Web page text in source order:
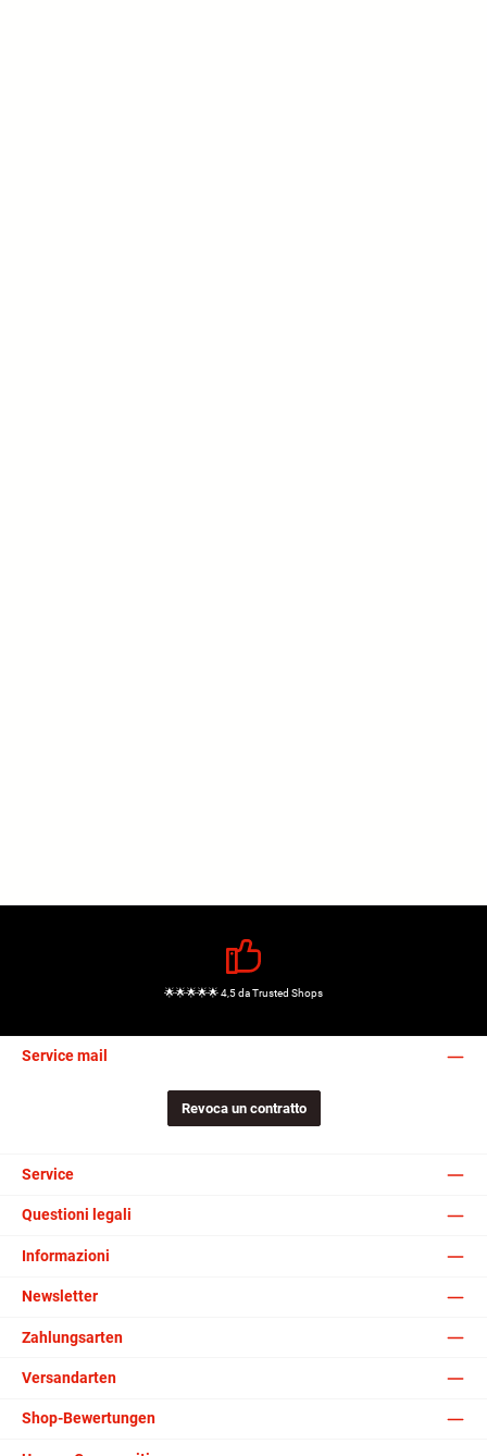
🌟🌟🌟🌟🌟 4,5 da Trusted Shops
Service mail
Revoca un contratto
Service
Questioni legali
Informazioni
Newsletter
Zahlungsarten
Versandarten
Shop-Bewertungen